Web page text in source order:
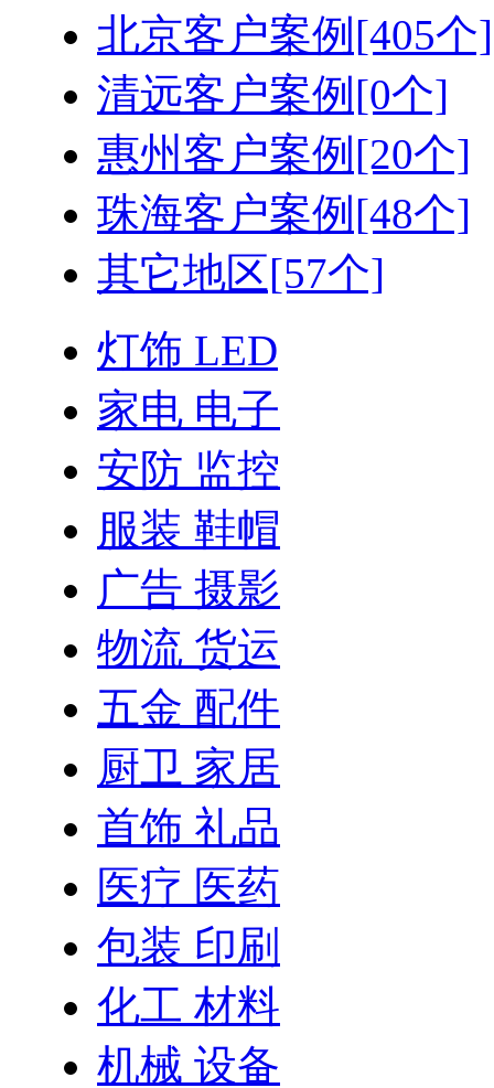
北京客户案例[405个]
清远客户案例[0个]
惠州客户案例[20个]
珠海客户案例[48个]
其它地区[57个]
灯饰 LED
家电 电子
安防 监控
服装 鞋帽
广告 摄影
物流 货运
五金 配件
厨卫 家居
首饰 礼品
医疗 医药
包装 印刷
化工 材料
机械 设备